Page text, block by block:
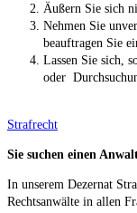
Äußern Sie sich
Nehmen Sie
beauftragen Sie
Lassen Sie sich,
oder
Strafrecht
Sie suchen einen
In unserem Dezernat
Rechtsanwälte in allen